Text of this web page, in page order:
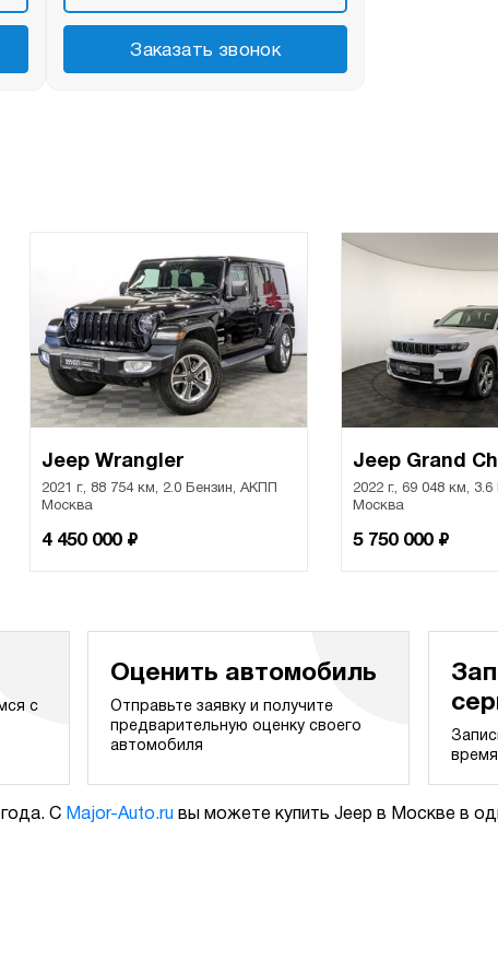
Заказать звонок
Jeep Wrangler
2021 г., 88 754 км, 2.0 Бензин, АКПП
Москва
4 450 000 ₽
Jeep Grand
2022 г., 69 048 км,
Москва
5 750 000 ₽
с
Оценить автомобиль
Отправьте заявку и получите
предварительную оценку своего
автомобиля
время
С Major-Auto.ru вы можете купить Jeep в Москве в